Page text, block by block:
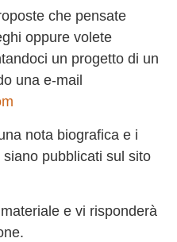
che pensate
oppure volete
un progetto di un
una e-mail
nota biografica e i
pubblicati sul sito
e vi risponderà